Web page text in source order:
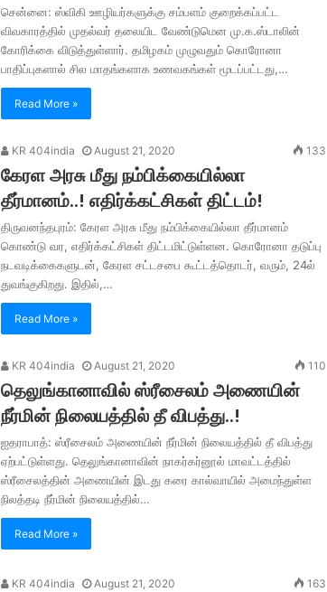
சென்னை: ஸ்விகி ஊழியர்களுக்கு சம்பளம் குறைக்கப்பட்ட
விவகாரத்தில் முதல்வர் தலையிட வேண்டுமென மு.க.ஸ்டாலின்
கோரிக்கை விடுத்துள்ளார். தமிழகம் முழுவதும் கொரோனா
பாதிப்புகளால் சில மாதங்களாக உணவகங்கள் மூடப்பட்டது,…
Read More »
KR 404india August 21, 2020 133
கேரள அரசு மீது நம்பிக்கையில்லா
தீர்மானம்..! எதிர்க்கட்சிகள் திட்டம்!
திருவனந்தபுரம்: கேரள அரசு மீது நம்பிக்கையில்லா தீர்மானம்
கொண்டு வர, எதிர்க்கட்சிகள் திட்டமிட்டுள்ளன. கொரோனா தடுப்பு
நடவடிக்கைகளுடன், கேரள சட்டசபை கூட்டத்தொடர், வரும், 24ல்
துவங்குகிறது. இதில்,…
Read More »
KR 404india August 21, 2020 110
தெலுங்கானாவில் ஸ்ரீசைலம் அணையின்
நீர்மின் நிலையத்தில் தீ விபத்து..!
ஐதராபாத்: ஸ்ரீசைலம் அணையின் நீர்மின் நிலையத்தில் தீ விபத்து
ஏற்பட்டுள்ளது. தெலுங்கானாவின் நாகர்கர்னூல் மாவட்டத்தில்
ஸ்ரீசைலத்தின் அணையின் இடது கரை கால்வாயில் அமைந்துள்ள
நிலத்தடி நீர்மின் நிலையத்தில்…
Read More »
KR 404india August 21, 2020 163